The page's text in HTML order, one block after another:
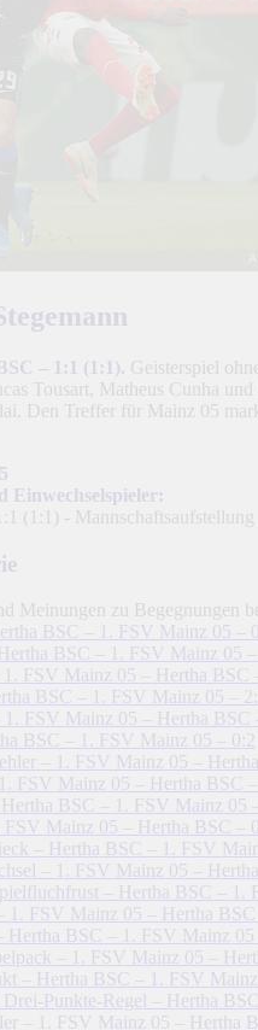
– 1:1 (1:1). Geisterspiel
Tousart, Matheus Cunha
Den Treffer für Mainz 05
Einwechselspieler:
Meinungen zu Begegnungen
BSC – 1. FSV Mainz 05 –
BSC – 1. FSV Mainz 05
FSV Mainz 05 – Hertha BSC –
BSC – 1. FSV Mainz 05 – 2:1
1. FSV Mainz 05 – Hertha BSC
BSC – 1. FSV Mainz 05 – 0:2
– 1. FSV Mainz 05 –
FSV Mainz 05 – Hertha BSC
BSC – 1. FSV Mainz 05 –
FSV Mainz 05 – Hertha BSC –
– Hertha BSC – 1. FSV
– 1. FSV Mainz 05 – Hertha
– Hertha BSC – 1.
1. FSV Mainz 05 – Hertha BSC
Hertha BSC – 1. FSV Mainz 05
– 1. FSV Mainz 05 –
– Hertha BSC – 1. FSV
Punkte-Regel – Hertha
– 1. FSV Mainz 05 – Hertha